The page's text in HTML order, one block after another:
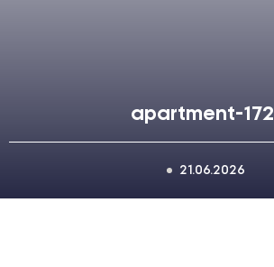
apartment-172
21.06.2026